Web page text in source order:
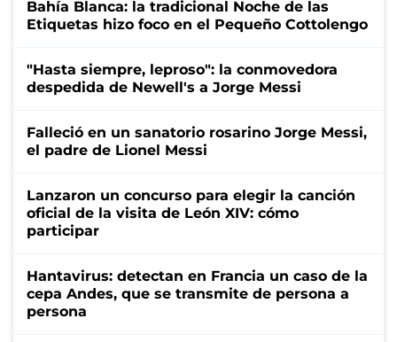
Bahía Blanca: la tradicional Noche de las
Etiquetas hizo foco en el Pequeño Cottolengo
"Hasta siempre, leproso": la conmovedora
despedida de Newell's a Jorge Messi
Falleció en un sanatorio rosarino Jorge Messi,
el padre de Lionel Messi
Lanzaron un concurso para elegir la canción
oficial de la visita de León XIV: cómo
participar
Hantavirus: detectan en Francia un caso de la
cepa Andes, que se transmite de persona a
persona